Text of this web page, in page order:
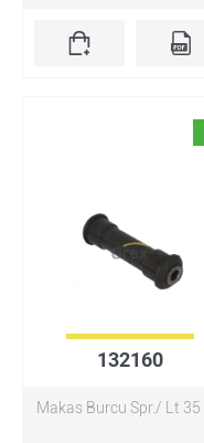
132160
Makas Burcu Spr./ Lt 35